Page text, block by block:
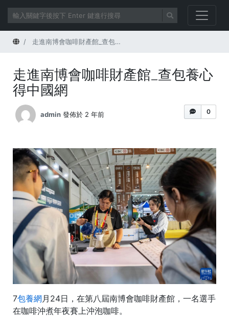
首頁 走進南博會咖啡財產館_查包養心得中國網
走進南博會咖啡財產館_查包養心
得中國網
0
admin 發佈於 2 年前
7包養網月24日，在第八屆南博會咖啡財產館，一名選手
在咖啡沖煮年夜賽上沖泡咖啡。